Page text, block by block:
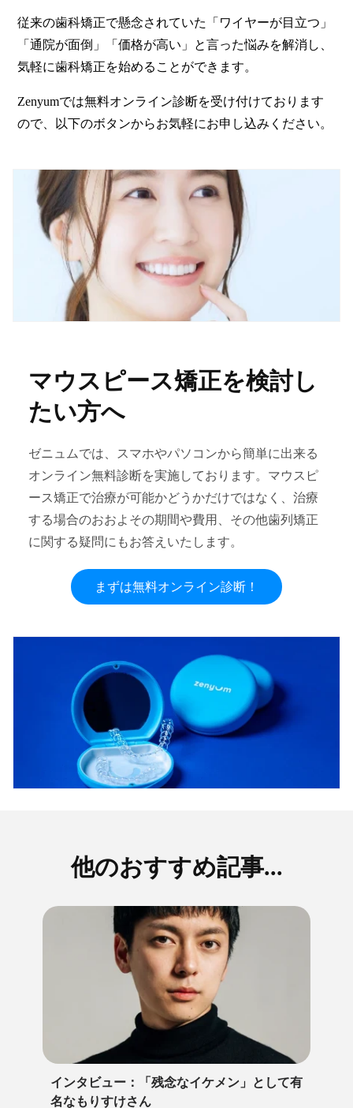
従来の歯科矯正で懸念されていた
「ワイヤーが目立つ」
「通院が面倒」「価格が高い」と言った悩みを解消し、
気軽に歯科矯正を始めることができます。
Zenyumでは無料オンライン診断を受け付けております
ので、以下のボタンからお気軽にお申し込みください。
マウスピース矯正を検討し
たい方へ
ゼニュムでは、スマホやパソコンから簡単に出来る
オンライン無料診断を実施しております。マウスピ
ース矯正で治療が可能かどうかだけではなく、治療
する場合のおおよその期間や費用、その他歯列矯正
に関する疑問にもお答えいたします。
まずは無料オンライン診断！
他のおすすめ記事...
インタビュー：「残念なイケメン」として有
名なもりすけさん